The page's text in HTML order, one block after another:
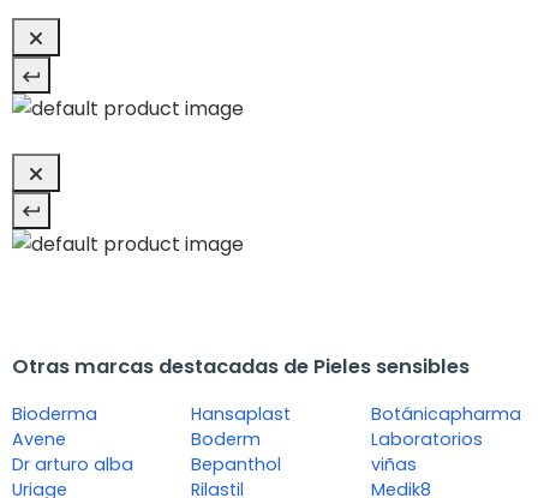
Otras marcas destacadas de Pieles sensibles
Bioderma
Avene
Dr arturo alba
Uriage
Hansaplast
Boderm
Bepanthol
Rilastil
Botánicapharma
Laboratorios
viñas
Medik8